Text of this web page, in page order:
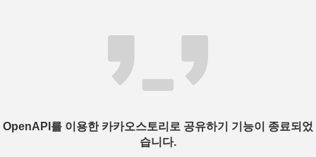
OpenAPI를 이용한 카카오스토리로 공유하기 기능이 종료되었
습니다.